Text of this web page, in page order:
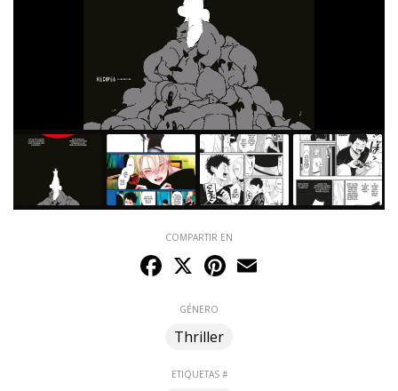
COMPARTIR EN
Facebook
X Pinterest
GÉNERO
Thriller
ETIQUETAS #